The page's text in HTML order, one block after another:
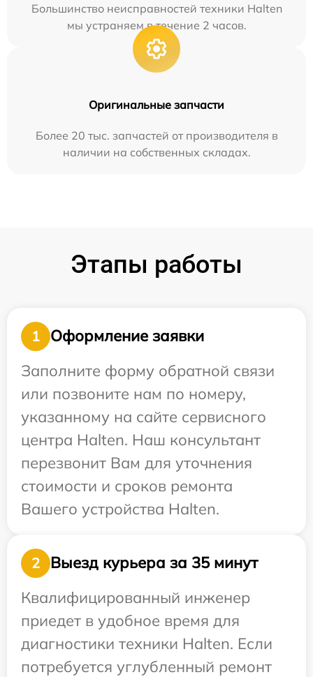
Большинство неисправностей техники Halten
мы устраняем в течение 2 часов.
Оригинальные запчасти
Более 20 тыс. запчастей от производителя в
наличии на собственных складах.
Этапы работы
1
Оформление заявки
Заполните форму обратной связи
или позвоните нам по номеру,
указанному на сайте сервисного
центра Halten. Наш консультант
перезвонит Вам для уточнения
стоимости и сроков ремонта
Вашего устройства Halten.
2
Выезд курьера за 35 минут
Квалифицированный инженер
приедет в удобное время для
диагностики техники Halten. Если
потребуется углубленный ремонт